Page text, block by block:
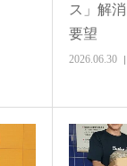
ス」解
要望
2026.06.30